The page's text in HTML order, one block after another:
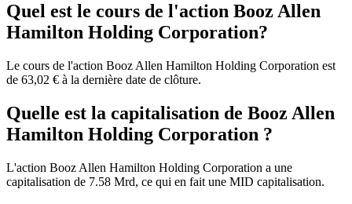
Quel est le cours de l'action Booz Allen
Hamilton Holding Corporation?
Le cours de l'action Booz Allen Hamilton Holding Corporation est
de 63,02 € à la dernière date de clôture.
Quelle est la capitalisation de Booz Allen
Hamilton Holding Corporation ?
L'action Booz Allen Hamilton Holding Corporation a une
capitalisation de 7.58 Mrd, ce qui en fait une MID capitalisation.